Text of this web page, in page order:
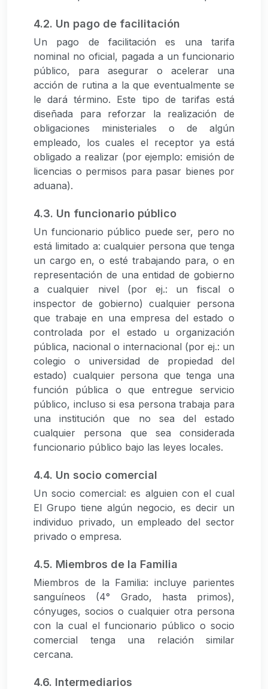
4.2. Un pago de facilitación
Un pago de facilitación es una tarifa
nominal no oficial, pagada a un funcionario
público, para asegurar o acelerar una
acción de rutina a la que eventualmente se
le dará término. Este tipo de tarifas está
diseñada para reforzar la realización de
obligaciones ministeriales o de algún
empleado, los cuales el receptor ya está
obligado a realizar (por ejemplo: emisión de
licencias o permisos para pasar bienes por
aduana).
4.3. Un funcionario público
Un funcionario público puede ser, pero no
está limitado a: cualquier persona que tenga
un cargo en, o esté trabajando para, o en
representación de una entidad de gobierno
a cualquier nivel (por ej.: un fiscal o
inspector de gobierno) cualquier persona
que trabaje en una empresa del estado o
controlada por el estado u organización
pública, nacional o internacional (por ej.: un
colegio o universidad de propiedad del
estado) cualquier persona que tenga una
función pública o que entregue servicio
público, incluso si esa persona trabaja para
una institución que no sea del estado
cualquier persona que sea considerada
funcionario público bajo las leyes locales.
4.4. Un socio comercial
Un socio comercial: es alguien con el cual
El Grupo tiene algún negocio, es decir un
individuo privado, un empleado del sector
privado o empresa.
4.5. Miembros de la Familia
Miembros de la Familia: incluye parientes
sanguíneos (4° Grado, hasta primos),
cónyuges, socios o cualquier otra persona
con la cual el funcionario público o socio
comercial tenga una relación similar
cercana.
4.6. Intermediarios